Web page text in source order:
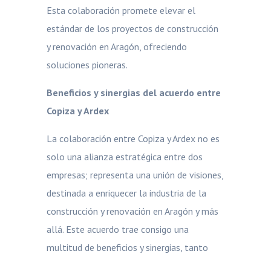
Esta colaboración promete elevar el
estándar de los proyectos de construcción
y renovación en Aragón, ofreciendo
soluciones pioneras.
Beneficios y sinergias del acuerdo entre
Copiza y Ardex
La colaboración entre Copiza y Ardex no es
solo una alianza estratégica entre dos
empresas; representa una unión de visiones,
destinada a enriquecer la industria de la
construcción y renovación en Aragón y más
allá. Este acuerdo trae consigo una
multitud de beneficios y sinergias, tanto